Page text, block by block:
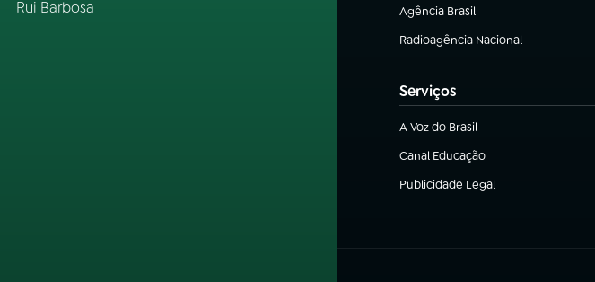
Rui Barbosa
Agência Brasil
(abre em nova aba)
Radioagência Nacional
(abre em nova aba)
Serviços
A Voz do Brasil
(abre em nova aba)
Canal Educação
(abre em nova aba)
Publicidade Legal
(abre em nova aba)